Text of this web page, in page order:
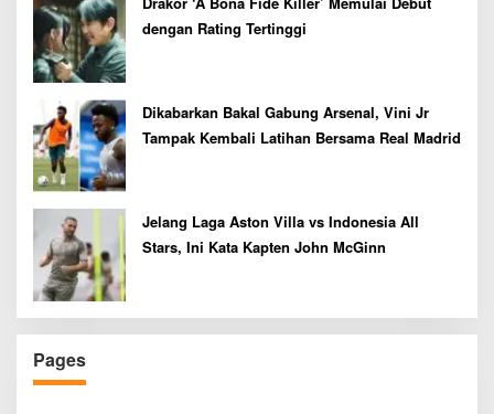
dengan Rating Tertinggi
Dikabarkan Bakal Gabung Arsenal, Vini Jr
Tampak Kembali Latihan Bersama Real Madrid
Jelang Laga Aston Villa vs Indonesia All
Stars, Ini Kata Kapten John McGinn
Pages